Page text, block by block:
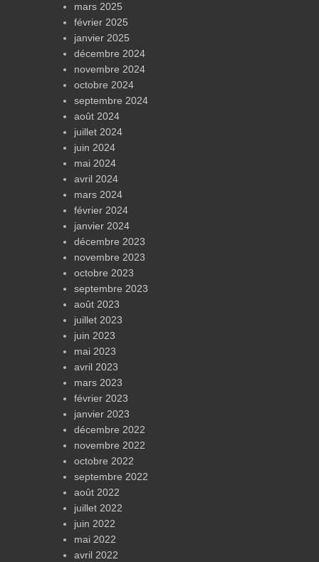
mars 2025
février 2025
janvier 2025
décembre 2024
novembre 2024
octobre 2024
septembre 2024
août 2024
juillet 2024
juin 2024
mai 2024
avril 2024
mars 2024
février 2024
janvier 2024
décembre 2023
novembre 2023
octobre 2023
septembre 2023
août 2023
juillet 2023
juin 2023
mai 2023
avril 2023
mars 2023
février 2023
janvier 2023
décembre 2022
novembre 2022
octobre 2022
septembre 2022
août 2022
juillet 2022
juin 2022
mai 2022
avril 2022